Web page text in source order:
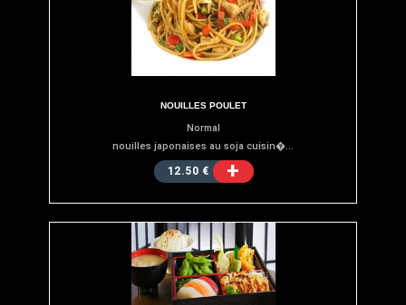
NOUILLES POULET
Normal
nouilles japonaises au soja cuisin�...
12.50 € +